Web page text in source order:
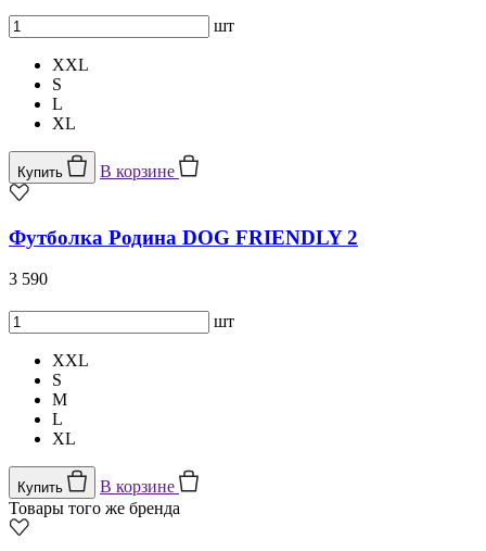
шт
XXL
S
L
XL
Купить В корзине
Футболка Родина DOG FRIENDLY 2
3 590
шт
XXL
S
M
L
XL
Купить
В корзине
Товары того же бренда